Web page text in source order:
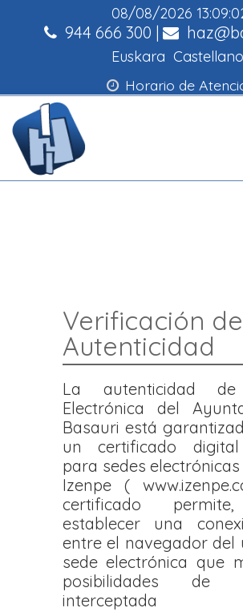
08/08/2026
944 666 300 |
Euskara Castellano
Horario de
Verificación de
Autenticidad
La autenticidad
Electrónica del
Basauri está
un certificado digital
para sedes
Izenpe (
certificado
establecer una
entre el navegador del
sede electrónica que
posibilidades de
interceptada